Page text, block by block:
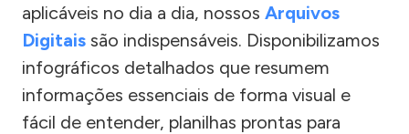
aplicáveis no dia a dia, nossos Arquivos
Digitais são indispensáveis. Disponibilizamos
infográficos detalhados que resumem
informações essenciais de forma visual e
fácil de entender, planilhas prontas para